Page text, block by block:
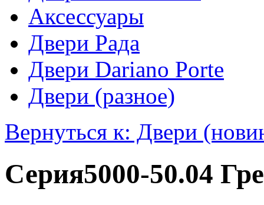
Аксессуары
Двери Рада
Двери Dariano Porte
Двери (разное)
Вернуться к: Двери
Серия5000-50.04